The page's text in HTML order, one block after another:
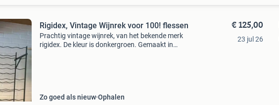
Rigidex, Vintage Wijnrek voor 100! flessen
Prachtig vintage wijnrek, van het bekende merk
rigidex. De kleur is donkergroen. Gemaakt in
Zo goed als nieuw Ophalen
€ 125,00
23 jul 26